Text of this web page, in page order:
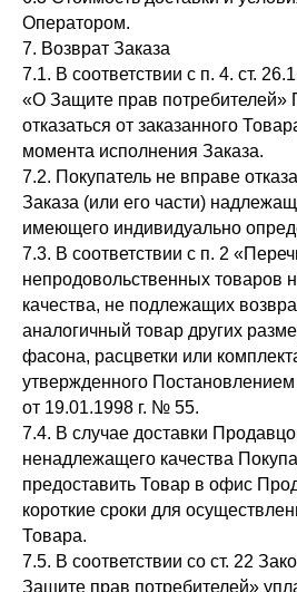
Оператором.
7. Возврат Заказа
7.1. В соответствии с п. 4. ст.
«О Защите прав потребителей»
отказаться от заказанного
момента исполнения Заказа.
7.2. Покупатель не вправе
Заказа (или его части)
имеющего индивидуально
7.3. В соответствии с п. 2
непродовольственных товаров
качества, не подлежащих
аналогичный товар других
фасона, расцветки или
утвержденного
от 19.01.1998 г. № 55.
7.4. В случае доставки
ненадлежащего качества
предоставить Товар в офис
короткие сроки для
Товара.
7.5. В соответствии со ст. 22
Защите прав потребителей»